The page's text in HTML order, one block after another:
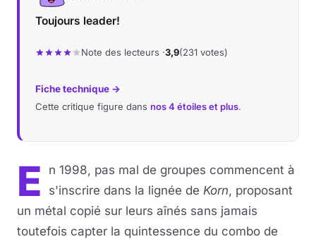
Jeux vidéo
Musique
Sortir
Sciences & Tech
Forum
Toujours leader!
Note des lecteurs ·3,9(231 votes)
Fiche technique →
Cette critique figure dans nos 4 étoiles et plus.
E
n 1998, pas mal de groupes commencent à
s'inscrire dans la lignée de Korn, proposant
un métal copié sur leurs aînés sans jamais
toutefois capter la quintessence du combo de